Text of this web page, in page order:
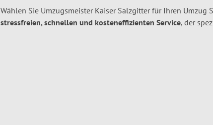
Wählen Sie Umzugsmeister Kaiser Salzgitter für Ihren Umzug
stressfreien, schnellen und kosteneffizienten Service, der